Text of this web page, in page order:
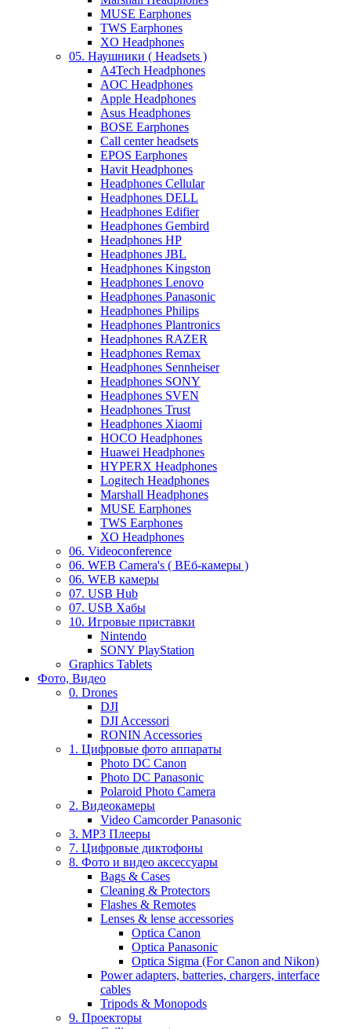
MUSE Earphones
TWS Earphones
XO Headphones
05. Наушники ( Headsets )
A4Tech Headphones
AOC Headphones
Apple Headphones
Asus Headphones
BOSE Earphones
Call center headsets
EPOS Earphones
Havit Headphones
Headphones Cellular
Headphones DELL
Headphones Edifier
Headphones Gembird
Headphones HP
Headphones JBL
Headphones Kingston
Headphones Lenovo
Headphones Panasonic
Headphones Philips
Headphones Plantronics
Headphones RAZER
Headphones Remax
Headphones Sennheiser
Headphones SONY
Headphones SVEN
Headphones Trust
Headphones Xiaomi
HOCO Headphones
Huawei Headphones
HYPERX Headphones
Logitech Headphones
Marshall Headphones
MUSE Earphones
TWS Earphones
XO Headphones
06. Videoconference
06. WEB Camera's ( ВЕб-камеры )
06. WEB камеры
07. USB Hub
07. USB Хабы
10. Игровые приставки
Nintendo
SONY PlayStation
Graphics Tablets
Фото, Видео
0. Drones
DJI
DJI Accessori
RONIN Accessories
1. Цифровые фото аппараты
Photo DC Canon
Photo DC Panasonic
Polaroid Photo Camera
2. Видеокамеры
Video Camcorder Panasonic
3. MP3 Плееры
7. Цифровые диктофоны
8. Фото и видео аксессуары
Bags & Cases
Cleaning & Protectors
Flashes & Remotes
Lenses & lense accessories
Optica Canon
Optica Panasonic
Optica Sigma (For Canon and Nikon)
Power adapters, batteries, chargers, interface
cables
Tripods & Monopods
9. Проекторы